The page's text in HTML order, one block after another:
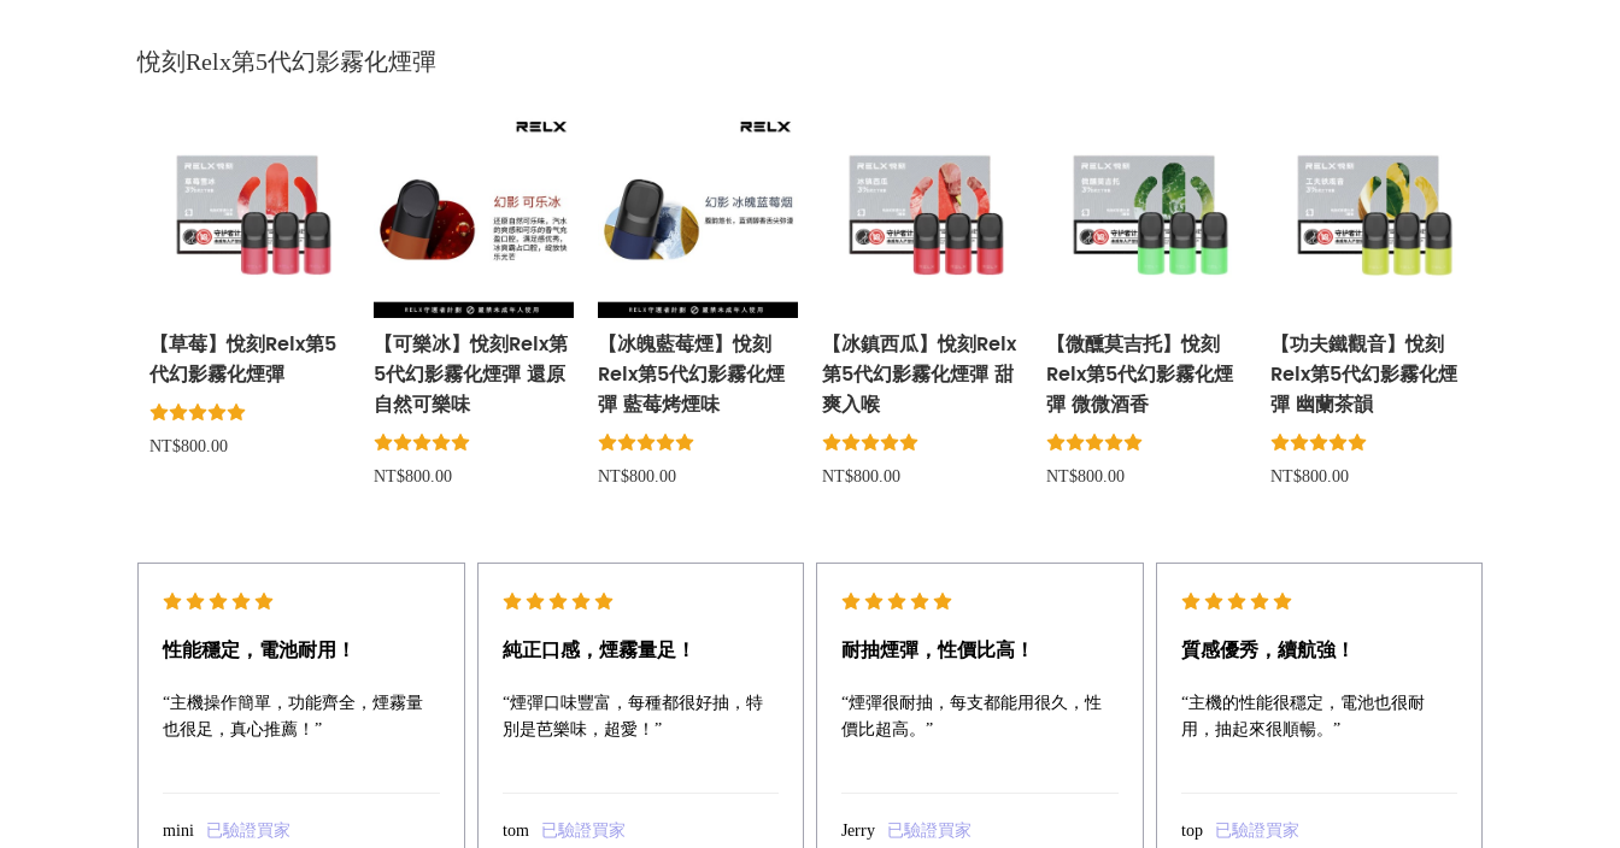
悅刻Relx第5代幻影霧化煙彈
【草莓】悅刻Relx第5
代幻影霧化煙彈
NT$800.00
【可樂冰】悅刻Relx第
5代幻影霧化煙彈 還原
自然可樂味
NT$800.00
【冰魄藍莓煙】悅刻
Relx第5代幻影霧化煙
彈 藍莓烤煙味
NT$800.00
【冰鎮西瓜】悅刻Relx
第5代幻影霧化煙彈 甜
爽入喉
NT$800.00
【微醺莫吉托】悅刻
Relx第5代幻影霧化煙
彈 微微酒香
NT$800.00
【功夫鐵觀音】悅刻
Relx第5代幻影霧化煙
彈 幽蘭茶韻
NT$800.00
性能穩定，電池耐用！
“主機操作簡單，功能齊全，煙霧量
也很足，真心推薦！”
mini 已驗證買家
純正口感，煙霧量足！
“煙彈口味豐富，每種都很好抽，特
別是芭樂味，超愛！”
tom 已驗證買家
耐抽煙彈，性價比高！
“煙彈很耐抽，每支都能用很久，性
價比超高。”
Jerry 已驗證買家
質感優秀，續航強！
“主機的性能很穩定，電池也很耐
用，抽起來很順暢。”
top 已驗證買家